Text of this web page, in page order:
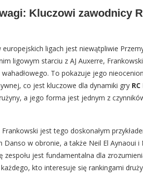
Kluczowi zawodnicy
ligach jest niewątpliwie
ligowym starciu z AJ Auxerre,
To pokazuje jego
co jest kluczowe dla dynamiki gry
a jego forma jest jednym z
jest tego doskonałym
w obronie, a także Neil El Aynaoui i
zespołu jest fundamentalna dla
kto interesuje się rankingami